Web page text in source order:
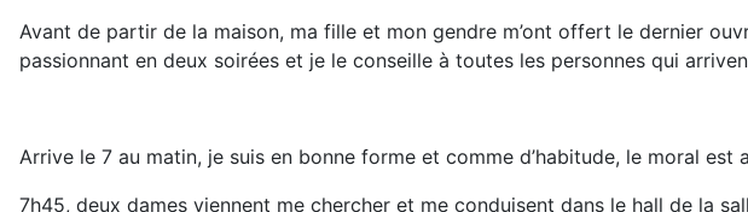
Avant de partir de la maison, ma fille et mon gendre m’ont offert le dernier
passionnant en deux soirées et je le conseille à toutes les personnes qui
Arrive le 7 au matin, je suis en bonne forme et comme d’habitude, le moral
7h45, deux dames viennent me chercher et me conduisent dans le hall de la